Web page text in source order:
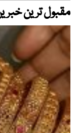
مقبول ترین